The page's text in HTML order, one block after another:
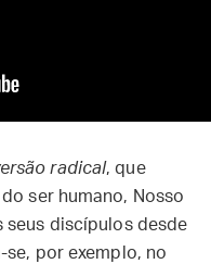
radical, que
ser humano, Nosso
seus discípulos desde
por exemplo, no